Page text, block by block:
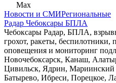
Max
Новости и СМИРегиональные
Радар Чебоксары БПЛА
Чебоксары Радар, БПЛА,
грохот, ракеты,
оповещения и мониторинг
Новочебоксарск, Канаш,
Цивильск, Ядрин, Мариинский
Батырево, Ибреси, Порецкое,